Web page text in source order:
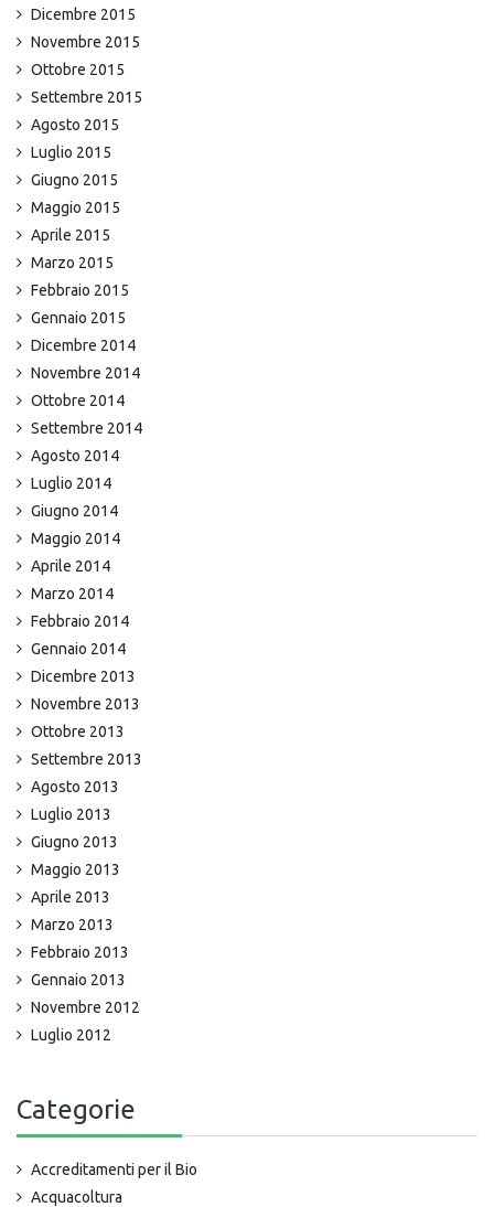
Dicembre 2015
Novembre 2015
Ottobre 2015
Settembre 2015
Agosto 2015
Luglio 2015
Giugno 2015
Maggio 2015
Aprile 2015
Marzo 2015
Febbraio 2015
Gennaio 2015
Dicembre 2014
Novembre 2014
Ottobre 2014
Settembre 2014
Agosto 2014
Luglio 2014
Giugno 2014
Maggio 2014
Aprile 2014
Marzo 2014
Febbraio 2014
Gennaio 2014
Dicembre 2013
Novembre 2013
Ottobre 2013
Settembre 2013
Agosto 2013
Luglio 2013
Giugno 2013
Maggio 2013
Aprile 2013
Marzo 2013
Febbraio 2013
Gennaio 2013
Novembre 2012
Luglio 2012
Categorie
Accreditamenti per il Bio
Acquacoltura